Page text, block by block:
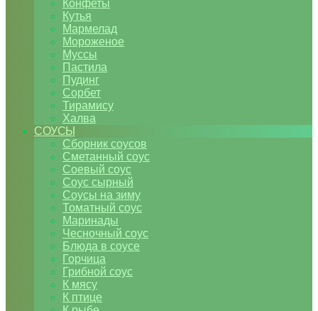
Конфеты
Кутья
Мармелад
Мороженое
Муссы
Пастила
Пудинг
Сорбет
Тирамису
Халва
СОУСЫ
Сборник соусов
Сметанный соус
Соевый соус
Соус сырный
Соусы на зиму
Томатный соус
Маринады
Чесночный соус
Блюда в соусе
Горчица
Грибной соус
К мясу
К птице